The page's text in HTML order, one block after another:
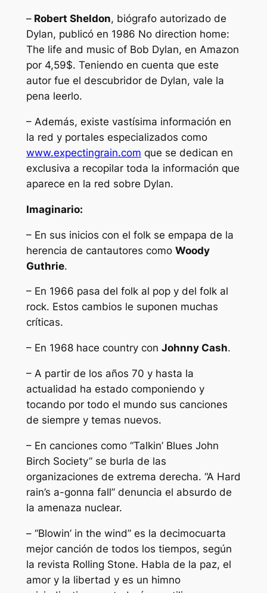
–Robert Sheldon, biógrafo autorizado de
Dylan, publicó en 1986 No direction home:
The life and music of Bob Dylan, en Amazon
por 4,59$. Teniendo en cuenta que este
autor fue el descubridor de Dylan, vale la
pena leerlo.
– Además, existe vastísima información en
la red y portales especializados como
www.expectingrain.com que se dedican en
exclusiva a recopilar toda la información que
aparece en la red sobre Dylan.
Imaginario:
– En sus inicios con el folk se empapa de la
herencia de cantautores como Woody
Guthrie.
– En 1966 pasa del folk al pop y del folk al
rock. Estos cambios le suponen muchas
críticas.
– En 1968 hace country con Johnny Cash.
– A partir de los años 70 y hasta la
actualidad ha estado componiendo y
tocando por todo el mundo sus canciones
de siempre y temas nuevos.
– En canciones como “Talkin’ Blues John
Birch Society” se burla de las
organizaciones de extrema derecha. “A Hard
rain’s a-gonna fall” denuncia el absurdo de
la amenaza nuclear.
– “Blowin’ in the wind” es la decimocuarta
mejor canción de todos los tiempos, según
la revista Rolling Stone. Habla de la paz, el
amor y la libertad y es un himno